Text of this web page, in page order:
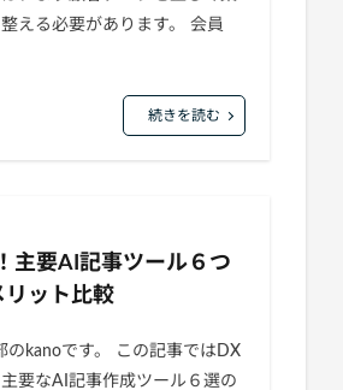
える必要があります。 会員
続きを読む
主要AI記事ツール６つ
リット比較
のkanoです。 この記事ではDX
要なAI記事作成ツール６選の